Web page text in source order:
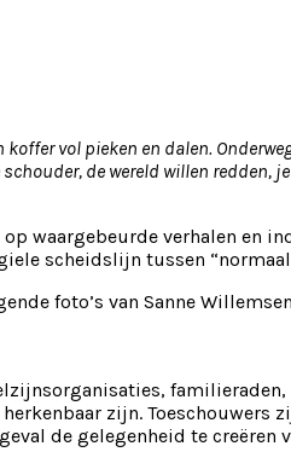
vol pieken en dalen.
de wereld willen
waargebeurde verhalen en
scheidslijn tussen
foto’s van Sanne
zijn.
de gelegenheid te